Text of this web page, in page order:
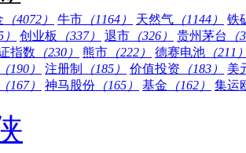
（4072） 牛市 （1164） 天然气 （1144）
铁
创业板 （337） 退市 （326） 贵州茅台
证指数 （230） 熊市 （222） 德赛电池 （211
（190） 注册制 （185） 价值投资 （183）
美
（167） 神马股份 （165） 基金 （162）
集运